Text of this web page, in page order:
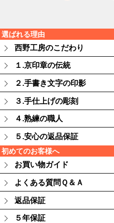
選ばれる理由
西野工房のこだわり
１.京印章の伝統
２.手書き文字の印影
３.手仕上げの彫刻
４.熟練の職人
５.安心の返品保証
初めてのお客様へ
お買い物ガイド
よくある質問Ｑ＆Ａ
返品保証
５年保証